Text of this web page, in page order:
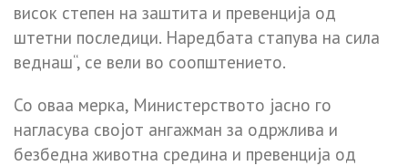
висок степен на заштита и превенција од
штетни последици. Наредбата стапува на сила
веднаш“, се вели во соопштението.
Со оваа мерка, Министерството јасно го
нагласува својот ангажман за одржлива и
безбедна животна средина и превенција од